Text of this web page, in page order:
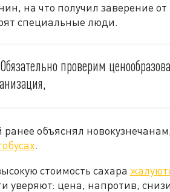
на что получил заверение
специальные люди.
проверим
объяснял
.
стоимость сахара
уверяют: цена, напротив,